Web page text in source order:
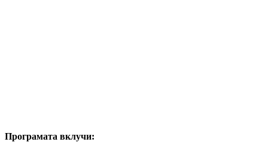
Програмата вклучи: